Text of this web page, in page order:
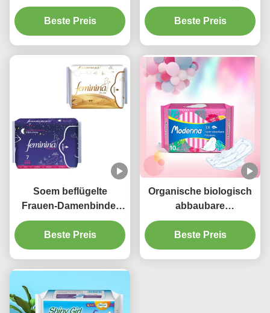
Biobaumwolle-
gesundheitliche
Auflagen 100% 285mm
Beste Preis
Beste Preis
Soem beflügelte
Frauen-Damenbinde-
weibliche
Baumwollauflagen
Breathable ISO9001
Beste Preis
Organische biologisch
abbaubare
gesundheitliche
Auflagen der Damen-
Niceday Wegwerf für
Beste Preis